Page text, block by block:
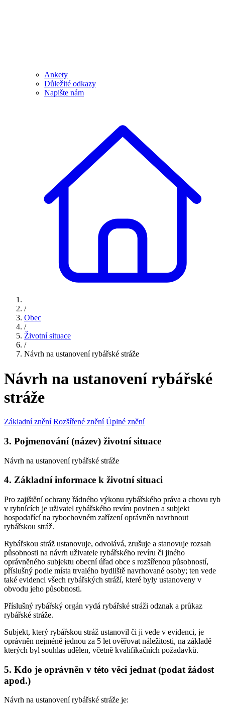
Ankety
Důležité odkazy
Napište nám
/
Obec
/
Životní situace
/
Návrh na ustanovení rybářské stráže
Návrh na ustanovení rybářské
stráže
Základní znění Rozšířené znění Úplné znění
3. Pojmenování (název) životní situace
Návrh na ustanovení rybářské stráže
4. Základní informace k životní situaci
Pro zajištění ochrany řádného výkonu rybářského práva a chovu ryb
v rybnících je uživatel rybářského revíru povinen a subjekt
hospodařící na rybochovném zařízení oprávněn navrhnout
rybářskou stráž.
Rybářskou stráž ustanovuje, odvolává, zrušuje a stanovuje rozsah
působnosti na návrh uživatele rybářského revíru či jiného
oprávněného subjektu obecní úřad obce s rozšířenou působností,
příslušný podle místa trvalého bydliště navrhované osoby; ten vede
také evidenci všech rybářských stráží, které byly ustanoveny v
obvodu jeho působnosti.
Příslušný rybářský orgán vydá rybářské stráži odznak a průkaz
rybářské stráže.
Subjekt, který rybářskou stráž ustanovil či ji vede v evidenci, je
oprávněn nejméně jednou za 5 let ověřovat náležitosti, na základě
kterých byl souhlas udělen, včetně kvalifikačních požadavků.
5. Kdo je oprávněn v této věci jednat (podat žádost
apod.)
Návrh na ustanovení rybářské stráže je: